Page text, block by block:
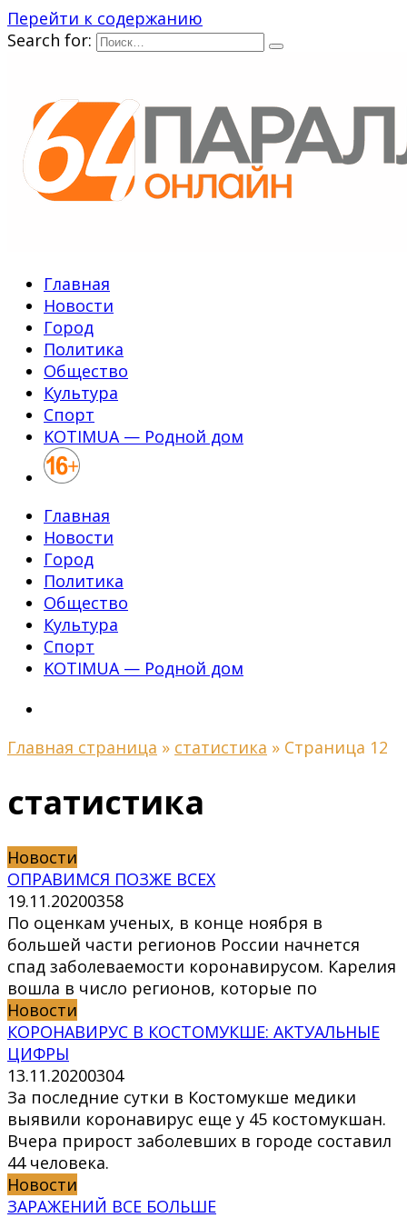
Перейти к содержанию
Search for:
Главная
Новости
Город
Политика
Общество
Культура
Спорт
KOTIMUA — Родной дом
Главная
Новости
Город
Политика
Общество
Культура
Спорт
KOTIMUA — Родной дом
Главная страница » статистика » Страница 12
статистика
Новости
ОПРАВИМСЯ ПОЗЖЕ ВСЕХ
19.11.20200358
По оценкам ученых, в конце ноября в
большей части регионов России начнется
спад заболеваемости коронавирусом. Карелия
вошла в число регионов, которые по
Новости
КОРОНАВИРУС В КОСТОМУКШЕ: АКТУАЛЬНЫЕ
ЦИФРЫ
13.11.20200304
За последние сутки в Костомукше медики
выявили коронавирус еще у 45 костомукшан.
Вчера прирост заболевших в городе составил
44 человека.
Новости
ЗАРАЖЕНИЙ ВСЕ БОЛЬШЕ